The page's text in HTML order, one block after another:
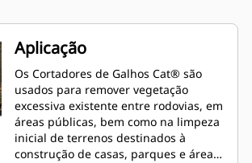
Aplicação
Os Cortadores de Galhos Cat® são
usados para remover vegetação
excessiva existente entre rodovias, em
áreas públicas, bem como na limpeza
inicial de terrenos destinados à
construção de casas, parques e áreas